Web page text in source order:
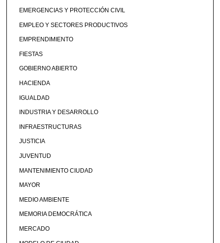
EMERGENCIAS Y PROTECCIÓN CIVIL
EMPLEO Y SECTORES PRODUCTIVOS
EMPRENDIMIENTO
FIESTAS
GOBIERNO ABIERTO
HACIENDA
IGUALDAD
INDUSTRIA Y DESARROLLO
INFRAESTRUCTURAS
JUSTICIA
JUVENTUD
MANTENIMIENTO CIUDAD
MAYOR
MEDIO AMBIENTE
MEMORIA DEMOCRÁTICA
MERCADO